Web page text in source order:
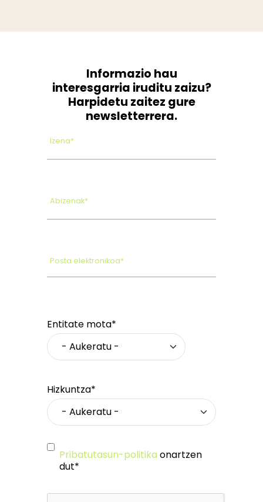
Informazio hau
interesgarria iruditu zaizu?
Harpidetu zaitez gure
newsletterrera.
Izena*
Abizenak*
Posta elektronikoa*
Entitate mota*
Hizkuntza*
Pribatutasun-politika onartzen
dut*